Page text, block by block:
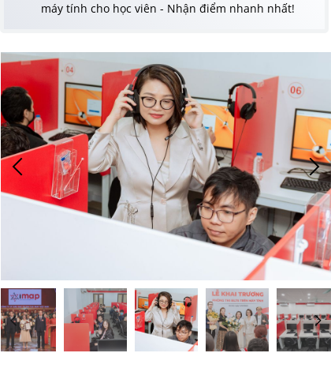
máy tính cho học viên - Nhận điểm nhanh nhất!